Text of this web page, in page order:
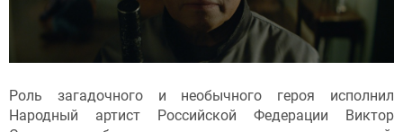
Роль загадочного и необычного героя исполнил
Народный артист Российской Федерации Виктор